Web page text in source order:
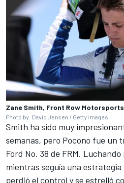
Zane Smith, Front Row Motorsports
Photo by: David Jensen / Getty Images
Smith ha sido muy
semanas, pero Pocono fue un
Ford No. 38 de FRM.
mientras seguía una
perdió el control y se estrelló